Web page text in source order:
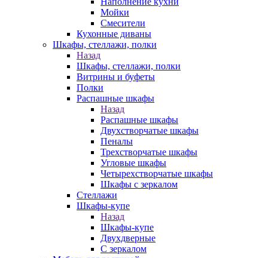
Мойки
Смесители
Кухонные диваны
Шкафы, стеллажи, полки
Назад
Шкафы, стеллажи, полки
Витрины и буфеты
Полки
Распашные шкафы
Назад
Распашные шкафы
Двухстворчатые шкафы
Пеналы
Трехстворчатые шкафы
Угловые шкафы
Четырехстворчатые шкафы
Шкафы с зеркалом
Стеллажи
Шкафы-купе
Назад
Шкафы-купе
Двухдверные
С зеркалом